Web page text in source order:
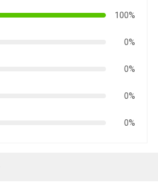
100%
0%
0%
0%
0%